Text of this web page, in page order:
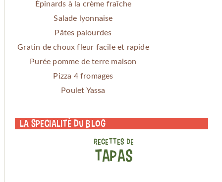
Épinards à la crème fraîche
Salade lyonnaise
Pâtes palourdes
Gratin de choux fleur facile et rapide
Purée pomme de terre maison
Pizza 4 fromages
Poulet Yassa
La specialité du blog
RECETTES DE
TAPAS